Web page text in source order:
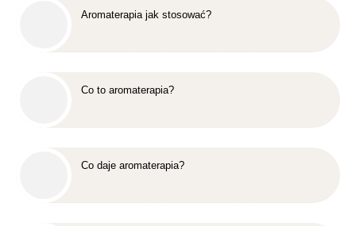
Aromaterapia jak stosować?
Co to aromaterapia?
Co daje aromaterapia?